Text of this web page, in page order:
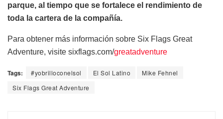
parque, al tiempo que se fortalece el rendimiento de
toda la cartera de la compañía.
Para obtener más información sobre Six Flags Great
Adventure, visite sixflags.com/greatadventure
Tags: #yobrilloconelsol El Sol Latino
Mike Fehnel
Six Flags Great Adventure